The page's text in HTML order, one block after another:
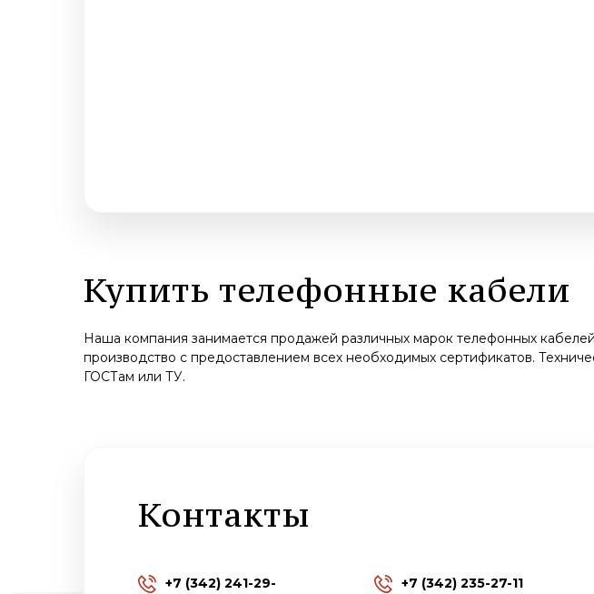
Купить телефонные кабели
Наша компания занимается продажей различных марок телефонных
производство с предоставлением всех необходимых сертификатов.
ГОСТам или ТУ.
Контакты
+7 (342) 241-29- +7 (342) 235-27-11